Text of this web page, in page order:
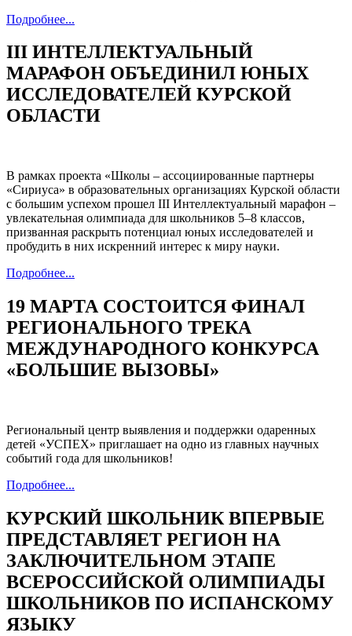
Подробнее...
III ИНТЕЛЛЕКТУАЛЬНЫЙ
МАРАФОН ОБЪЕДИНИЛ ЮНЫХ
ИССЛЕДОВАТЕЛЕЙ КУРСКОЙ
ОБЛАСТИ
В рамках проекта «Школы – ассоциированные партнеры
«Сириуса» в образовательных организациях Курской области
с большим успехом прошел III Интеллектуальный марафон –
увлекательная олимпиада для школьников 5–8 классов,
призванная раскрыть потенциал юных исследователей и
пробудить в них искренний интерес к миру науки.
Подробнее...
19 МАРТА СОСТОИТСЯ ФИНАЛ
РЕГИОНАЛЬНОГО ТРЕКА
МЕЖДУНАРОДНОГО КОНКУРСА
«БОЛЬШИЕ ВЫЗОВЫ»
Региональный центр выявления и поддержки одаренных
детей «УСПЕХ» приглашает на одно из главных научных
событий года для школьников!
Подробнее...
КУРСКИЙ ШКОЛЬНИК ВПЕРВЫЕ
ПРЕДСТАВЛЯЕТ РЕГИОН НА
ЗАКЛЮЧИТЕЛЬНОМ ЭТАПЕ
ВСЕРОССИЙСКОЙ ОЛИМПИАДЫ
ШКОЛЬНИКОВ ПО ИСПАНСКОМУ
ЯЗЫКУ